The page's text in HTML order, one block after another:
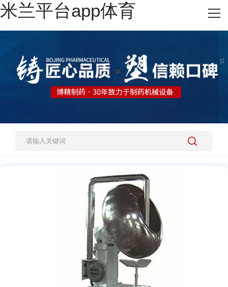
米兰平台app体育
网站米兰平台app体育
施工案例
人才招聘